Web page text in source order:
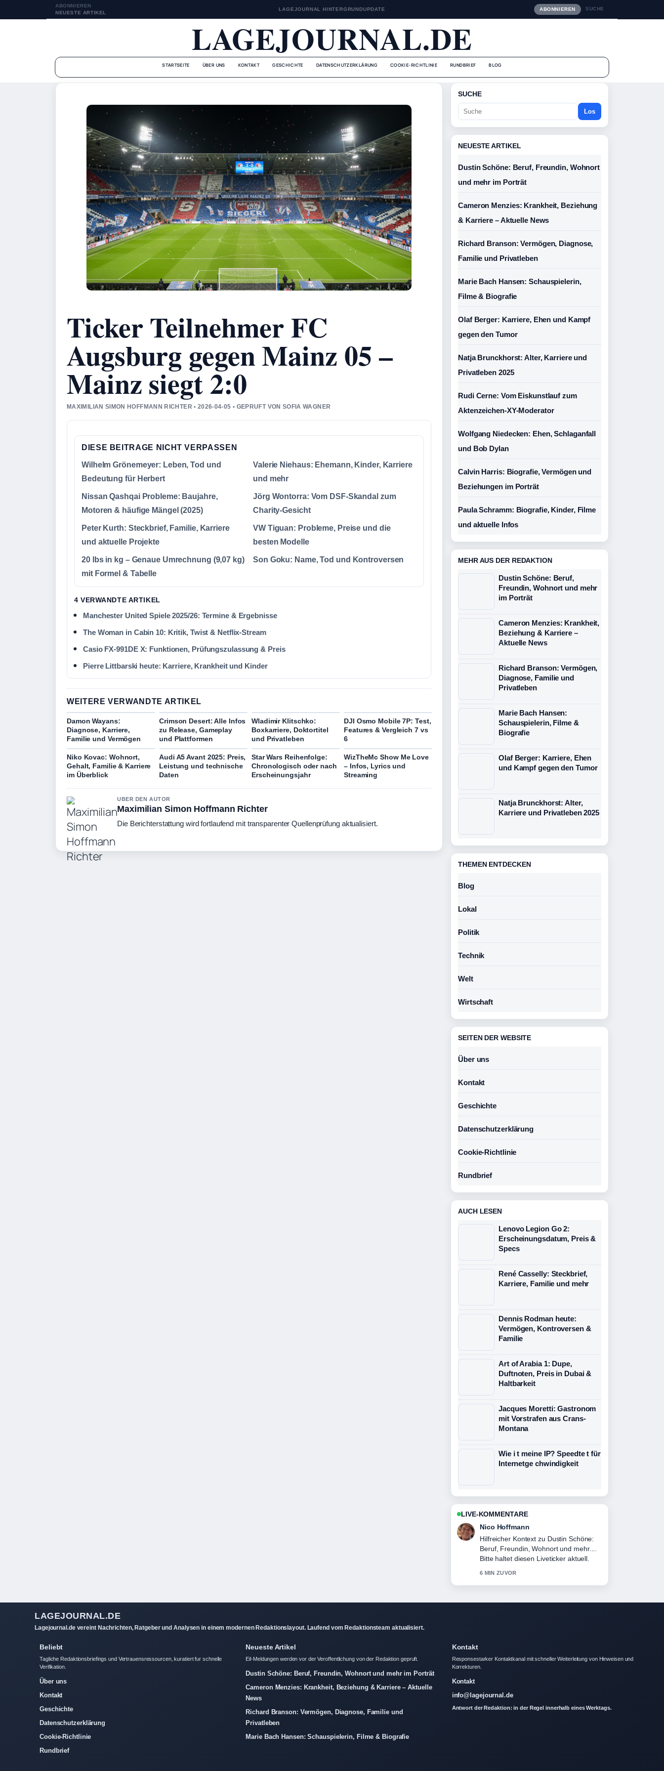
ABONNIEREN
NEUESTE ARTIKEL
LAGEJOURNAL HINTERGRUNDUPDATE ABONNIEREN SUCHE
LAGEJOURNAL.DE
STARTSEITE ÜBER UNS KONTAKT GESCHICHTE DATENSCHUTZERKLÄRUNG COOKIE-RICHTLINIE RUNDBRIEF BLOG
Ticker Teilnehmer FC
Augsburg gegen Mainz 05 –
Mainz siegt 2:0
MAXIMILIAN SIMON HOFFMANN RICHTER • 2026-04-05 • GEPRUFT VON SOFIA WAGNER
DIESE BEITRAGE NICHT VERPASSEN
Wilhelm Grönemeyer: Leben, Tod und
Bedeutung für Herbert
Valerie Niehaus: Ehemann, Kinder, Karriere
und mehr
Nissan Qashqai Probleme: Baujahre,
Motoren & häufige Mängel (2025)
Jörg Wontorra: Vom DSF-Skandal zum
Charity-Gesicht
Peter Kurth: Steckbrief, Familie, Karriere
und aktuelle Projekte
VW Tiguan: Probleme, Preise und die
besten Modelle
20 lbs in kg – Genaue Umrechnung (9,07 kg)
mit Formel & Tabelle
Son Goku: Name, Tod und Kontroversen
4 VERWANDTE ARTIKEL
Manchester United Spiele 2025/26: Termine & Ergebnisse
The Woman in Cabin 10: Kritik, Twist & Netflix-Stream
Casio FX-991DE X: Funktionen, Prüfungszulassung & Preis
Pierre Littbarski heute: Karriere, Krankheit und Kinder
WEITERE VERWANDTE ARTIKEL
Damon Wayans:
Diagnose, Karriere,
Familie und Vermögen
Crimson Desert: Alle Infos
zu Release, Gameplay
und Plattformen
Wladimir Klitschko:
Boxkarriere, Doktortitel
und Privatleben
DJI Osmo Mobile 7P: Test,
Features & Vergleich 7 vs
6
Niko Kovac: Wohnort,
Gehalt, Familie & Karriere
im Überblick
Audi A5 Avant 2025: Preis,
Leistung und technische
Daten
Star Wars Reihenfolge:
Chronologisch oder nach
Erscheinungsjahr
WizTheMc Show Me Love
– Infos, Lyrics und
Streaming
UBER DEN AUTOR
Maximilian Simon Hoffmann Richter
Die Berichterstattung wird fortlaufend mit transparenter Quellenprüfung aktualisiert.
SUCHE
Los
NEUESTE ARTIKEL
Dustin Schöne: Beruf, Freundin, Wohnort
und mehr im Porträt
Cameron Menzies: Krankheit, Beziehung
& Karriere – Aktuelle News
Richard Branson: Vermögen, Diagnose,
Familie und Privatleben
Marie Bach Hansen: Schauspielerin,
Filme & Biografie
Olaf Berger: Karriere, Ehen und Kampf
gegen den Tumor
Natja Brunckhorst: Alter, Karriere und
Privatleben 2025
Rudi Cerne: Vom Eiskunstlauf zum
Aktenzeichen-XY-Moderator
Wolfgang Niedecken: Ehen, Schlaganfall
und Bob Dylan
Calvin Harris: Biografie, Vermögen und
Beziehungen im Porträt
Paula Schramm: Biografie, Kinder, Filme
und aktuelle Infos
MEHR AUS DER REDAKTION
Dustin Schöne: Beruf,
Freundin, Wohnort und mehr
im Porträt
Cameron Menzies: Krankheit,
Beziehung & Karriere –
Aktuelle News
Richard Branson: Vermögen,
Diagnose, Familie und
Privatleben
Marie Bach Hansen:
Schauspielerin, Filme &
Biografie
Olaf Berger: Karriere, Ehen
und Kampf gegen den Tumor
Natja Brunckhorst: Alter,
Karriere und Privatleben 2025
THEMEN ENTDECKEN
Blog
Lokal
Politik
Technik
Welt
Wirtschaft
SEITEN DER WEBSITE
Über uns
Kontakt
Geschichte
Datenschutzerklärung
Cookie-Richtlinie
Rundbrief
AUCH LESEN
Lenovo Legion Go 2:
Erscheinungsdatum, Preis &
Specs
René Casselly: Steckbrief,
Karriere, Familie und mehr
Dennis Rodman heute:
Vermögen, Kontroversen &
Familie
Art of Arabia 1: Dupe,
Duftnoten, Preis in Dubai &
Haltbarkeit
Jacques Moretti: Gastronom
mit Vorstrafen aus Crans-
Montana
Wie i t meine IP? Speedte t für
Internetge chwindigkeit
LIVE-KOMMENTARE
Hannah Weber
Die Berichterstattung zu Cameron
Menzies: Krankheit, Beziehung &#038;
Karriere –... wirkt solide und sehr gut
LAGEJOURNAL.DE
Beliebt
Tagliche Redaktionsbriefings und Vertrauensressourcen, kuratiert fur schnelle
Neueste Artikel
Cameron Menzies: Krankheit, Beziehung & Karriere – Aktuelle
Richard Branson: Vermögen, Diagnose, Familie und
Kontakt
Responsestarker Kontaktkanal mit schneller Weiterleitung von Hinweisen und
info@lagejournal.de